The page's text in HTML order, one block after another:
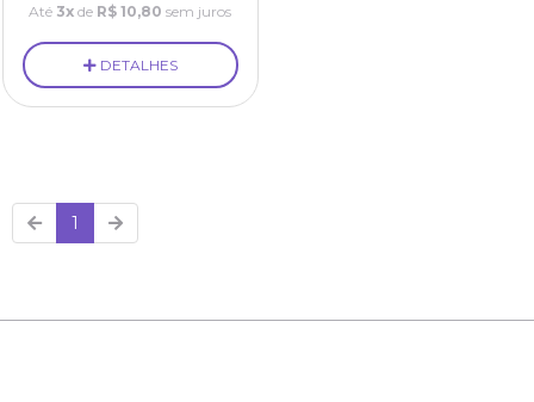
Até 3x de R$ 10,80 sem juros
DETALHES
1